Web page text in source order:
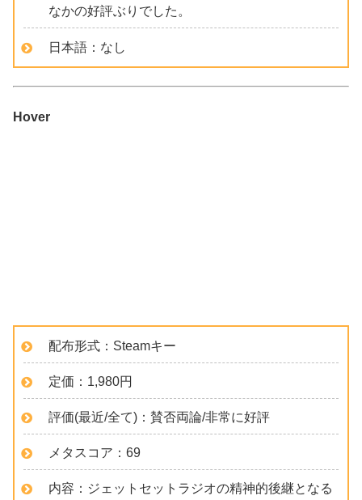
なかの好評ぶりでした。
日本語：なし
Hover
配布形式：Steamキー
定価：1,980円
評価(最近/全て)：賛否両論/非常に好評
メタスコア：69
内容：ジェットセットラジオの精神的後継となる